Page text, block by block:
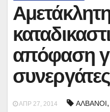
απόφαση
ΑΠΡ 27, 2014 ΑΛΒΑΝΟΙ,